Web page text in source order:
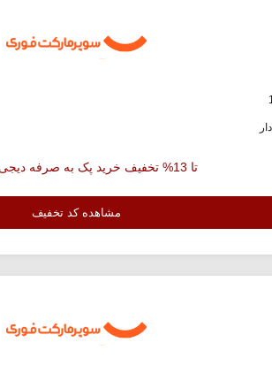
تا 13% تخفیف خرید پک به صرفه دیجی کالا جت
مشاهده کد تخفیف